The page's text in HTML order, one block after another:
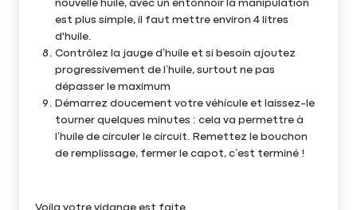
nouvelle huile, avec un entonnoir la manipulation
est plus simple, il faut mettre environ 4 litres
d'huile.
Contrôlez la jauge d’huile et si besoin ajoutez
progressivement de l’huile, surtout ne pas
dépasser le maximum
Démarrez doucement votre véhicule et laissez-le
tourner quelques minutes : cela va permettre à
l’huile de circuler le circuit. Remettez le bouchon
de remplissage, fermer le capot, c’est terminé !
Voila votre vidange est faite